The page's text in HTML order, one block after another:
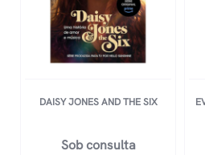
DAISY JONES AND THE SIX
Sob consulta